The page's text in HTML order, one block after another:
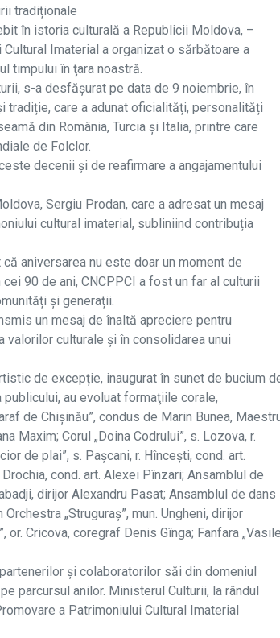
tradiționale
în istoria culturală a Republicii Moldova, –
Imaterial a organizat o sărbătoare a
timpului în ţara noastră.
s-a desfăşurat pe data de 9 noiembrie, în
tradiție, care a adunat oficialități, personalități
din România, Turcia şi Italia, printre care
de Folclor.
decenii și de reafirmare a angajamentului
Sergiu Prodan, care a adresat un mesaj
cultural imaterial, subliniind contribuția
aniversarea nu este doar un moment de
90 de ani, CNCPPCI a fost un far al culturii
și generații.
un mesaj de înaltă apreciere pentru
culturale și în consolidarea unui
de excepție, inaugurat în sunet de bucium
au evoluat formaţiile corale,
de Chişinău”, condus de Marin Bunea,
Maxim; Corul „Doina Codrului”, s. Lozova, r.
de plai”, s. Pașcani, r. Hîncești, cond. art.
cond. art. Alexei Pînzari; Ansamblul de
dirijor Alexandru Pasat; Ansamblul de dans
„Struguraș”, mun. Ungheni, dirijor
Cricova, coregraf Denis Gînga; Fanfara „Vasile
și colaboratorilor săi din domeniul
parcursul anilor. Ministerul Culturii, la rândul
a Patrimoniului Cultural Imaterial